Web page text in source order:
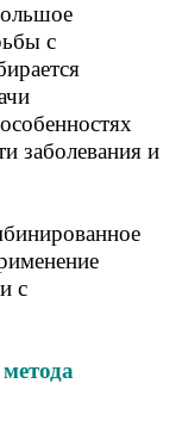
с
заболевания и
с